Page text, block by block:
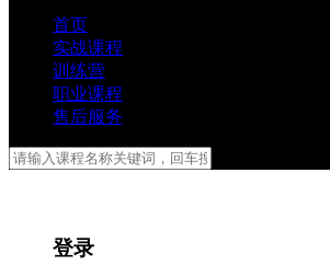
首页
实战课程
训练营
职业课程
售后服务
登录